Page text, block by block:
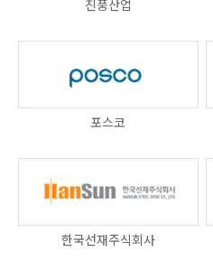
진풍산업
포스코
한국선재주식회사